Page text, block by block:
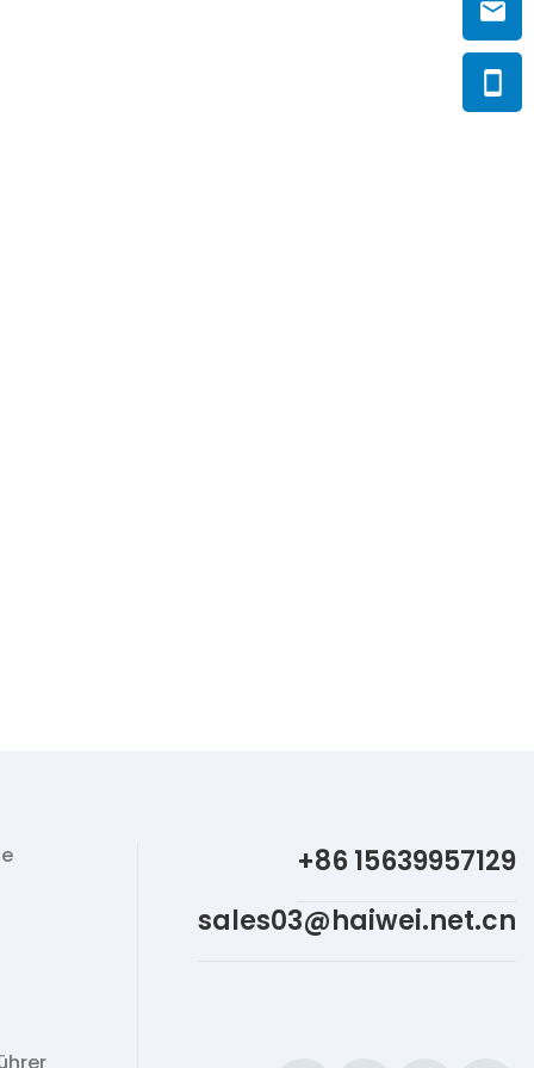
+86 15639957129
sales03@haiwei.net.cn